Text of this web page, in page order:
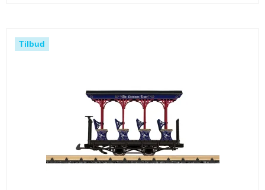
Tilbud